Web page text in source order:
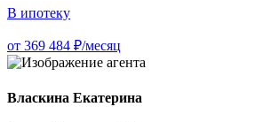
В ипотеку
от 369 484 ₽/месяц
Власкина Екатерина